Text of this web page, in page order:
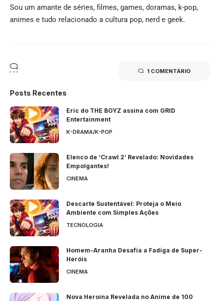
Sou um amante de séries, filmes, games, doramas, k-pop,
animes e tudo relacionado a cultura pop, nerd e geek.
1 COMENTÁRIO
Posts Recentes
Eric do THE BOYZ assina com GRID
Entertainment
K-DRAMA/K-POP
Elenco de ‘Crawl 2’ Revelado: Novidades
Empolgantes!
CINEMA
Descarte Sustentável: Proteja o Meio
Ambiente com Simples Ações
TECNOLOGIA
Homem-Aranha Desafia a Fadiga de Super-
Heróis
CINEMA
Nova Heroína Revelada no Anime de 100